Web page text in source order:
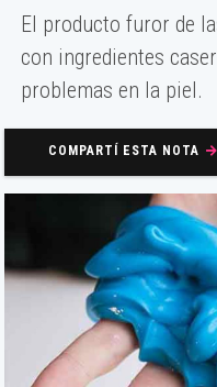
El producto furor de
con ingredientes
problemas en la piel.
COMPARTÍ ESTA NOTA